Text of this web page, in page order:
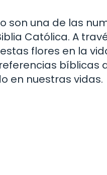
son una de las
Católica. A
flores en la
bíblicas
en nuestras vidas.